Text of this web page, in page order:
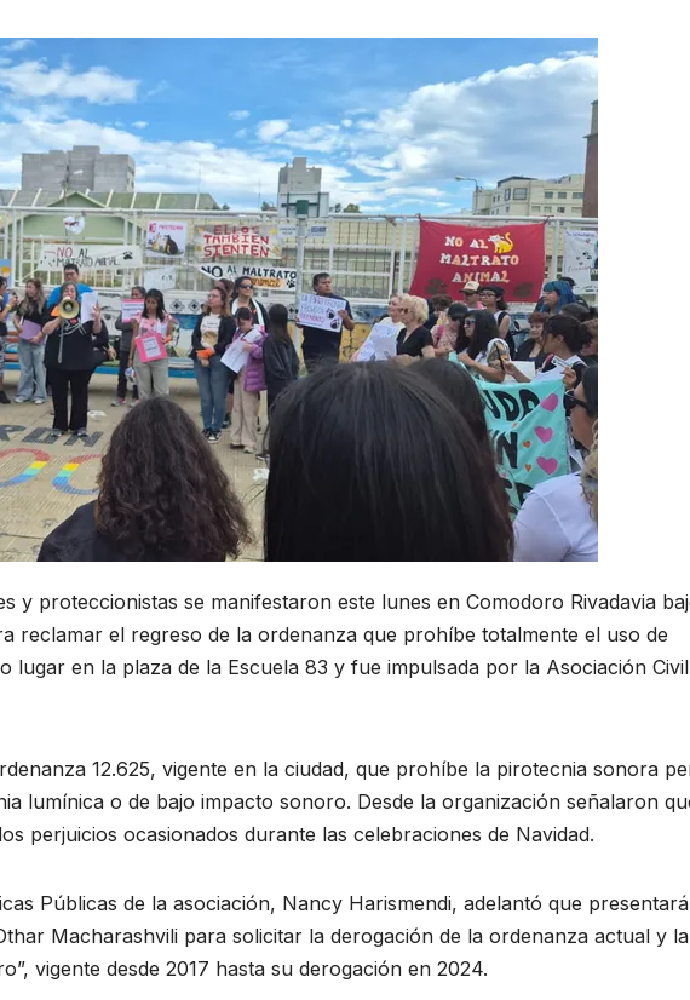
y proteccionistas se manifestaron este lunes en Comodoro Rivadavia
reclamar el regreso de la ordenanza que prohíbe totalmente el uso de
lugar en la plaza de la Escuela 83 y fue impulsada por la Asociación Civil
12.625, vigente en la ciudad, que prohíbe la pirotecnia sonora
lumínica o de bajo impacto sonoro. Desde la organización señalaron
perjuicios ocasionados durante las celebraciones de Navidad.
Públicas de la asociación, Nancy Harismendi, adelantó que
Macharashvili para solicitar la derogación de la ordenanza actual y la
vigente desde 2017 hasta su derogación en 2024.